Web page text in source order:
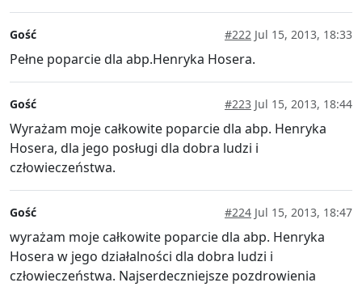
Gość #222 Jul 15, 2013, 18:33
Pełne poparcie dla abp.Henryka Hosera.
Gość #223 Jul 15, 2013, 18:44
Wyrażam moje całkowite poparcie dla abp. Henryka
Hosera, dla jego posługi dla dobra ludzi i
człowieczeństwa.
Gość #224 Jul 15, 2013, 18:47
wyrażam moje całkowite poparcie dla abp. Henryka
Hosera w jego działalności dla dobra ludzi i
człowieczeństwa. Najserdeczniejsze pozdrowienia